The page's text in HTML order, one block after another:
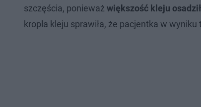
szczęścia, ponieważ większość kleju
kropla kleju sprawiła, że pacjentka w wyniku